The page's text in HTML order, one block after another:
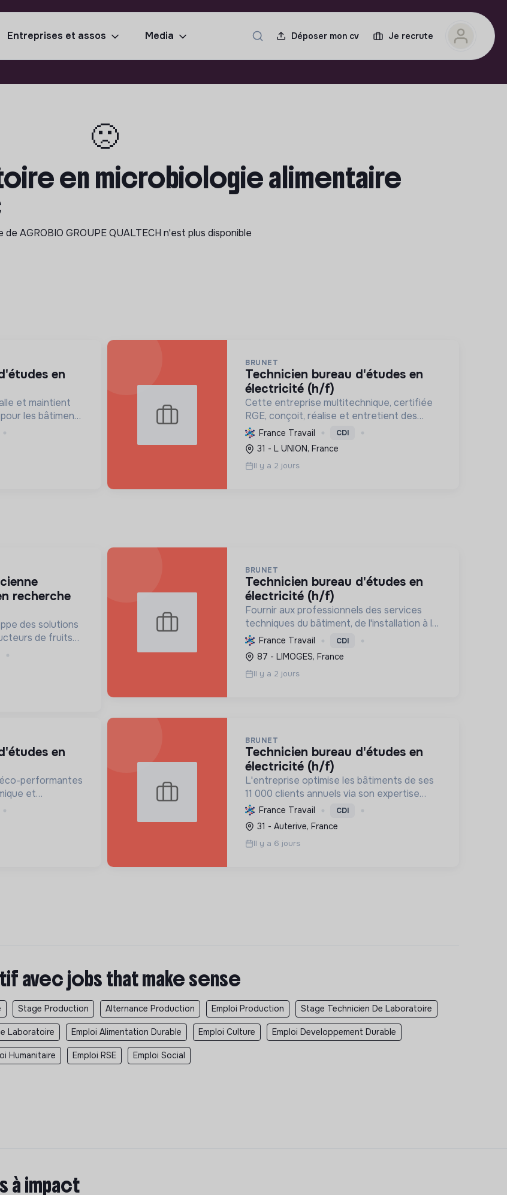
Entreprises et assos Media Déposer mon cv Je recrute
🙁
en microbiologie alimentaire
de AGROBIO GROUPE QUALTECH n'est plus disponible
et maintient
les bâtiments
activement
avec des
e...
BRUNET
technicien bureau d'études en
électricité (h/f)
Cette entreprise multitechnique, certifiée
RGE, conçoit, réalise et entretient des
installations techniques éco-performantes,
contribuant à la transition écologique pour
les professionnels.
France Travail CDI
31 - L UNION, France
Il y a 2 jours
recherche
des solutions
de fruits
agriculture
de
via des ess...
BRUNET
technicien bureau d'études en
électricité (h/f)
Fournir aux professionnels des services
techniques du bâtiment, de l'installation à la
maintenance 24h/24, avec des solutions
innovantes pour l'efficacité énergétique,
les ENR et l'IRVE. Labellisée RG...
France Travail CDI
87 - LIMOGES, France
Il y a 2 jours
performantes
et
nos
durables, avec
BRUNET
technicien bureau d'études en
électricité (h/f)
L'entreprise optimise les bâtiments de ses
11 000 clients annuels via son expertise
technique (électricité, thermique) pour leur
confort et la réduction énergétique. Elle a
le Label RGE et est pionniè...
France Travail CDI
31 - Auterive, France
Il y a 6 jours
avec jobs that make sense
Stage Production Alternance Production Emploi Production Stage Technicien De Laboratoire
Laboratoire Emploi Alimentation Durable Emploi Culture Emploi Developpement Durable
Humanitaire Emploi RSE Emploi Social
à impact